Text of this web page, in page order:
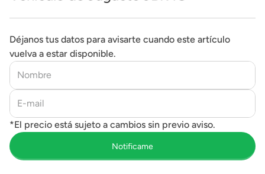
Déjanos tus datos para avisarte cuando este artículo
vuelva a estar disponible.